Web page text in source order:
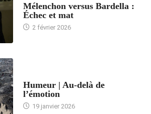
Mélenchon versus Bardella :
Échec et mat
2 février 2026
Humeur | Au-delà de
l’émotion
19 janvier 2026